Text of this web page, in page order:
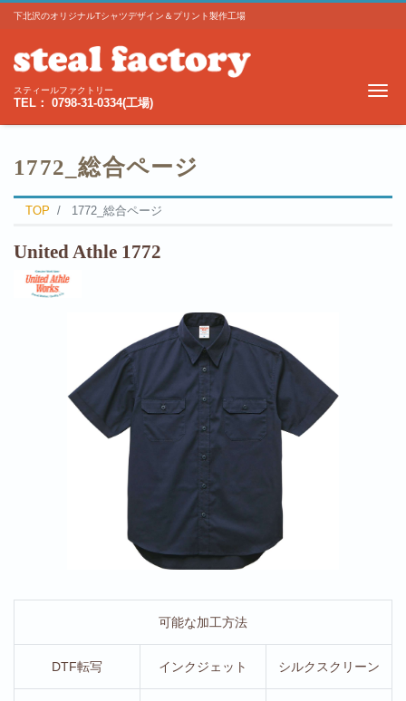
下北沢のオリジナルTシャツデザイン＆プリント製作工場
スティールファクトリー
TEL： 0798-31-0334(工場)
1772_総合ページ
TOP 1772_総合ページ
United Athle 1772
可能な加工方法
DTF転写 インクジェット シルクスクリーン